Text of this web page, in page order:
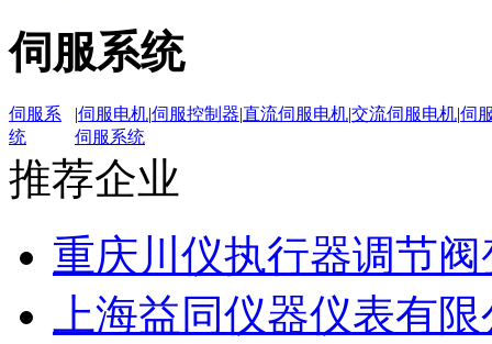
伺服系统
伺服系
统
|伺服电机|伺服控制器|直流伺服电机|交流伺服电机|伺
伺服系统
推荐企业
重庆川仪执行器调节
上海益同仪器仪表有